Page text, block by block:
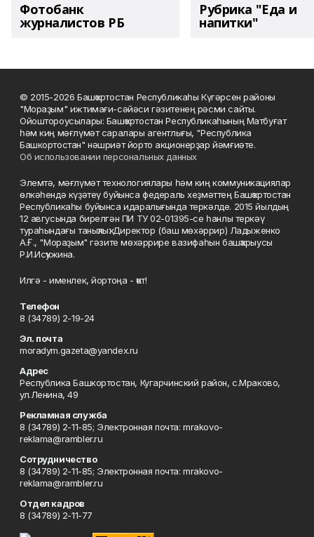
Фотобанк
журналистов РБ
Рубрика "Еда и
напитки"
© 2015-2026 Башҡортостан Республикаһы Күгәрсен районы
"Мораҙым" ижтимағи-сәйәси гәзитенең рәсми сайты.
Ойоштороусылары: Башҡортостан Республикаһының Матбуғат
һәм киң мәғлүмәт саралары агентлығы, "Республика
Башкортостан" нәшриәт йорто акционерҙар йәмғиәте.
Об использовании персональных данных
Элемтә, мәғлүмәт технологиялары һәм киң коммуникациялар
өлкәһендә күҙәтеү буйынса федераль хеҙмәттең Башҡортостан
Республикаһы буйынса идаралығында теркәлде. 2015 йылдың
12 авгусында бирелгән ПИ ТУ 02-01395-се һанлы теркәү
тураһындағы таныҡлыҡ. Директор (баш мөхәррир) Ладыженко
А.Ғ., "Мораҙым" гәзите мөхәррире вазифаһын башҡарыусы
Р.И.Исҡужина.
Илгә - именлек, йортоңа - ҡот!
Телефон
8 (34789) 2-19-24
Эл. почта
moradym.gazeta@yandex.ru
Адрес
Республика Башкортостан, Кугарчинский район, с.Мраково,
ул.Ленина, 49
Рекламная служба
8 (34789) 2-11-85; Электронная почта: mrakovo-
reklama@rambler.ru
Сотрудничество
8 (34789) 2-11-85; Электронная почта: mrakovo-
reklama@rambler.ru
Отдел кадров
8 (34789) 2-11-77